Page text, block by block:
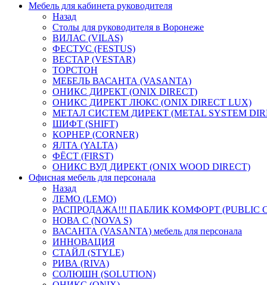
Мебель для кабинета руководителя
Назад
Столы для руководителя в Воронеже
ВИЛАС (VILAS)
ФЕСТУС (FESTUS)
ВЕСТАР (VESTAR)
ТОРСТОН
МЕБЕЛЬ ВАСАНТА (VASANTA)
ОНИКС ДИРЕКТ (ONIX DIRECT)
ОНИКС ДИРЕКТ ЛЮКС (ONIX DIRECT LUX)
МЕТАЛ СИСТЕМ ДИРЕКТ (METAL SYSTEM
ШИФТ (SHIFT)
КОРНЕР (CORNER)
ЯЛТА (YALTA)
ФЁСТ (FIRST)
ОНИКС ВУД ДИРЕКТ (ONIX WOOD DIRECT)
Офисная мебель для персонала
Назад
ЛЕМО (LEMO)
РАСПРОДАЖА!!! ПАБЛИК КОМФОРТ (PUBLIC
НОВА С (NOVA S)
ВАСАНТА (VASANTA) мебель для персонала
ИННОВАЦИЯ
СТАЙЛ (STYLE)
РИВА (RIVA)
СОЛЮШН (SOLUTION)